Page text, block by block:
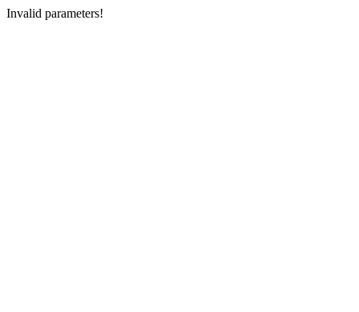
Invalid parameters!